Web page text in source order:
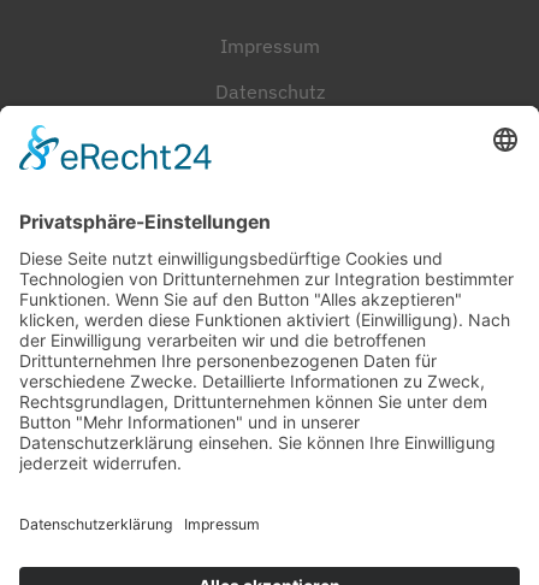
Impressum
Datenschutz
Cookie-Einstellungen
Häufig gesucht
Kontakt
Werkstatt-Termin
Beratungstermin
Probefahrt vereinbaren
Stellenangebote